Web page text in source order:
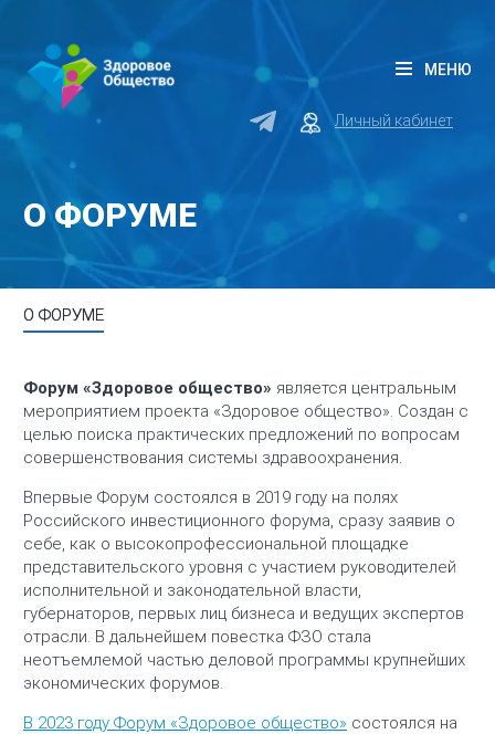
Личный кабинет
МЕНЮ
О ФОРУМЕ
О ФОРУМЕ
Форум «Здоровое общество» является центральным
мероприятием проекта «Здоровое общество». Создан с
целью поиска практических предложений по вопросам
совершенствования системы здравоохранения.
Впервые Форум состоялся в 2019 году на полях
Российского инвестиционного форума, сразу заявив о
себе, как о высокопрофессиональной площадке
представительского уровня с участием руководителей
исполнительной и законодательной власти,
губернаторов, первых лиц бизнеса и ведущих экспертов
отрасли. В дальнейшем повестка ФЗО стала
неотъемлемой частью деловой программы крупнейших
экономических форумов.
В 2023 году Форум «Здоровое общество» состоялся на